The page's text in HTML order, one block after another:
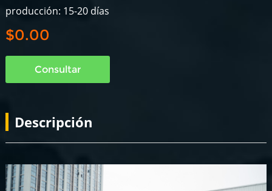
producción: 15-20 días
$0.00
Consultar
Descripción